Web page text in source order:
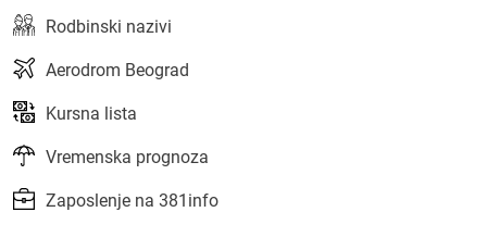
Rodbinski nazivi
Aerodrom Beograd
Kursna lista
Vremenska prognoza
Zaposlenje na 381info